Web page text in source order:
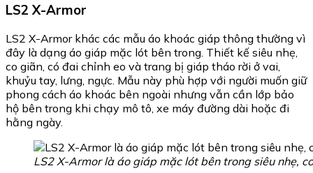
LS2 X-Armor
LS2 X-Armor khác các mẫu áo khoác giáp thông thường vì
đây là dạng áo giáp mặc lót bên trong. Thiết kế siêu nhẹ,
co giãn, có đai chỉnh eo và trang bị giáp tháo rời ở vai,
khuỷu tay, lưng, ngực. Mẫu này phù hợp với người muốn giữ
phong cách áo khoác bên ngoài nhưng vẫn cần lớp bảo
hộ bên trong khi chạy mô tô, xe máy đường dài hoặc đi
hằng ngày.
LS2 X-Armor là áo giáp mặc lót bên trong siêu nhẹ,